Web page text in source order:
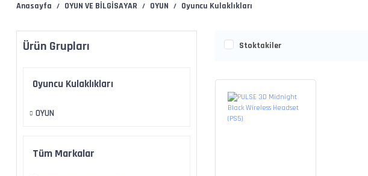
Anasayfa OYUN VE BİLGİSAYAR OYUN Oyuncu Kulaklıkları
Ürün Grupları
Oyuncu Kulaklıkları
OYUN
Tüm Markalar
Stoktakiler